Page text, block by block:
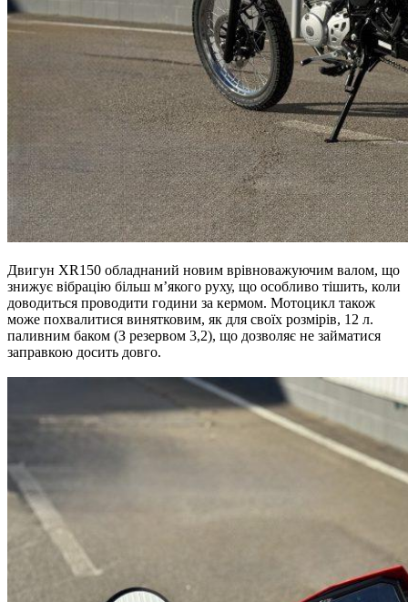
Двигун XR150 обладнаний новим врівноважуючим валом, що
знижує вібрацію більш м’якого руху, що особливо тішить, коли
доводиться проводити години за кермом. Мотоцикл також
може похвалитися винятковим, як для своїх розмірів, 12 л.
паливним баком (З резервом 3,2), що дозволяє не займатися
заправкою досить довго.